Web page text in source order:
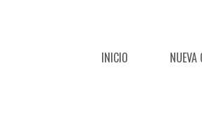
INICIO NUEVA